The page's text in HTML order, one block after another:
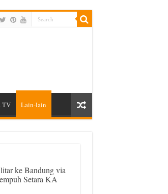
TV Lain-lain
ke Bandung via
Setara KA